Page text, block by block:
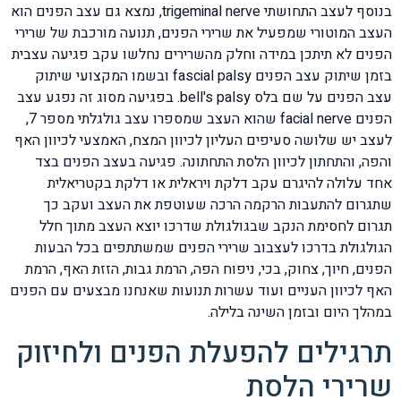
בנוסף לעצב התחושתי trigeminal nerve, נמצא גם עצב הפנים הוא
העצב המוטורי שמפעיל את שרירי הפנים, תנועה מורכבת של שרירי
הפנים לא תיתכן במידה וחלק מהשרירים נחלשו עקב פגיעה עצבית
בזמן שיתוק עצב הפנים fascial palsy ובשמו המקצועי שיתוק
עצב הפנים על שם בלס bell's palsy. בפגיעה מסוג זה נפגע עצב
הפנים facial nerve שהוא העצב שמספרו עצב גולגלתי מספר 7,
לעצב יש שלושה סעיפים העליון לכיוון המצח, האמצעי לכיוון האף
והפה, והתחתון לכיוון הלסת התחתונה. פגיעה בעצב הפנים בצד
אחד עלולה להיגרם עקב דלקת ויראלית או דלקת בקטריאלית
שתגרום להתעבות הרקמה הרכה שעוטפת את העצב ועקב כך
תגרום לחסימת הנקב שבגולגולת שדרכו יוצא העצב מתוך חלל
הגולגולת בדרכו לעצבוב שרירי הפנים שמשתתפים בכל הבעות
הפנים, חיוך, צחוק, בכי, ניפוח הפה, הרמת גבות, הזזת האף, הרמת
האף לכיוון העניים ועוד עשרות תנועות שאנחנו מבצעים עם הפנים
במהלך היום ובזמן השינה בלילה.
תרגילים להפעלת הפנים ולחיזוק
שרירי הלסת